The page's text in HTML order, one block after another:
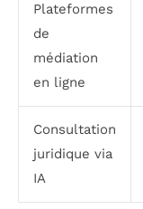
Plateformes
de
médiation
en ligne
Consultation
juridique via
IA